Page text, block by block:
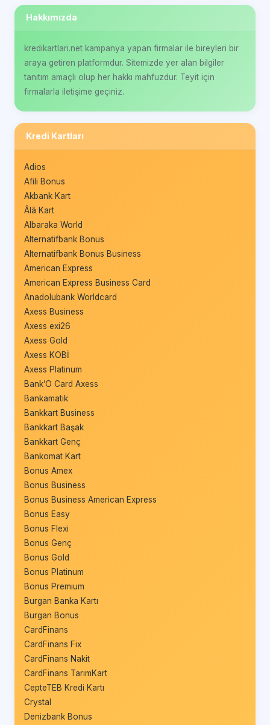
Hakkımızda
kredikartlari.net kampanya yapan firmalar ile bireyleri bir
araya getiren platformdur. Sitemizde yer alan bilgiler
tanıtım amaçlı olup her hakkı mahfuzdur. Teyit için
firmalarla iletişime geçiniz.
Kredi Kartları
Adios
Afili Bonus
Akbank Kart
Âlâ Kart
Albaraka World
Alternatifbank Bonus
Alternatifbank Bonus Business
American Express
American Express Business Card
Anadolubank Worldcard
Axess Business
Axess exi26
Axess Gold
Axess KOBİ
Axess Platinum
Bank’O Card Axess
Bankamatik
Bankkart Business
Bankkart Başak
Bankkart Genç
Bankomat Kart
Bonus Amex
Bonus Business
Bonus Business American Express
Bonus Easy
Bonus Flexi
Bonus Genç
Bonus Gold
Bonus Platinum
Bonus Premium
Burgan Banka Kartı
Burgan Bonus
CardFinans
CardFinans Fix
CardFinans Nakit
CardFinans TarımKart
CepteTEB Kredi Kartı
Crystal
Denizbank Bonus